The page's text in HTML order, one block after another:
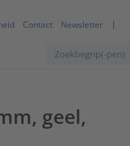
Contact Newsletter
geel,